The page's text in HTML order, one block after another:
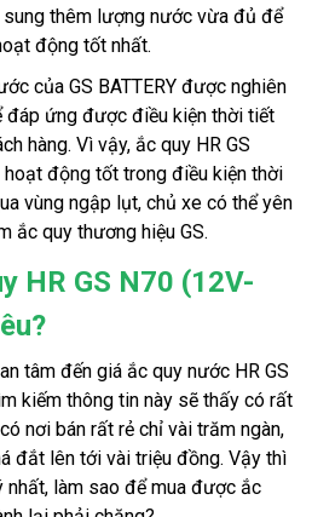
thêm lượng nước vừa đủ để
động tốt nhất.
của GS BATTERY được nghiên
đáp ứng được điều kiện thời tiết
hàng. Vì vậy, ắc quy HR GS
động tốt trong điều kiện thời
vùng ngập lụt, chủ xe có thể yên
ắc quy thương hiệu GS.
HR GS N70 (12V-
tâm đến giá ắc quy nước HR GS
kiếm thông tin này sẽ thấy có rất
nơi bán rất rẻ chỉ vài trăm ngàn,
đắt lên tới vài triệu đồng. Vậy thì
làm sao để mua được ắc